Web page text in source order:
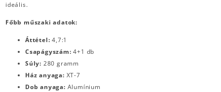
ideális.
Főbb műszaki adatok:
Áttétel: 4,7:1
Csapágyszám: 4+1 db
Súly: 280 gramm
Ház anyaga: XT-7
Dob anyaga: Alumínium